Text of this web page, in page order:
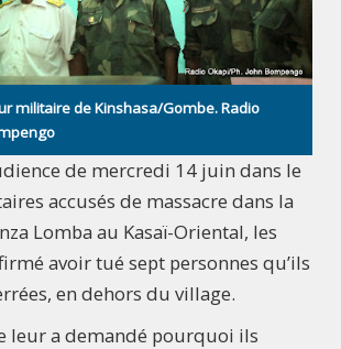
militaire de Kinshasa/Gombe. Radio
de mercredi 14 juin dans le
accusés de massacre dans la
Lomba au Kasaï-Oriental, les
avoir tué sept personnes qu’ils
en dehors du village.
leur a demandé pourquoi ils